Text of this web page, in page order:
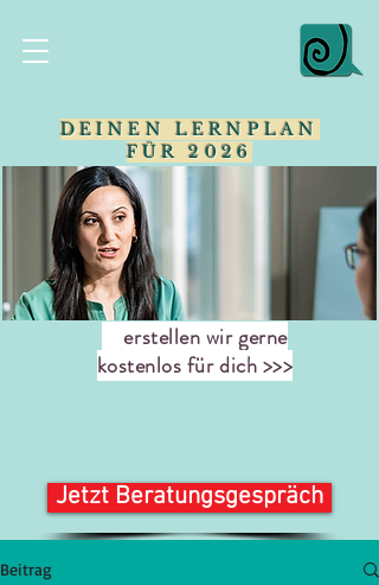
DEINEN LERNPLAN
FÜR 2026
erstellen wir gerne
kostenlos für dich >>>
Jetzt Beratungsgespräch
Beitrag